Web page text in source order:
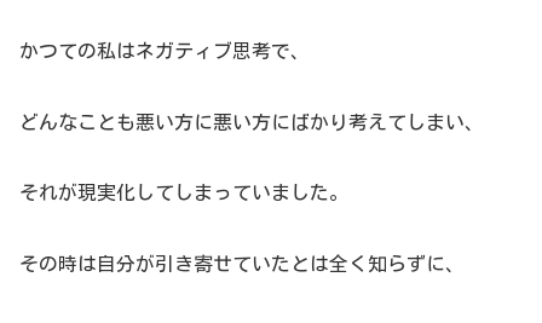
かつての私はネガティブ思考で、
どんなことも悪い方に悪い方にばかり考えてしまい、
それが現実化してしまっていました。
その時は自分が引き寄せていたとは全く知らずに、